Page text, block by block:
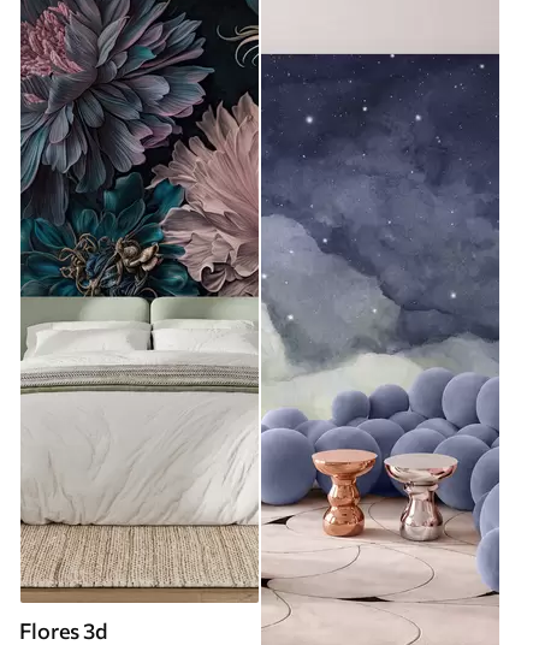
Flores 3d